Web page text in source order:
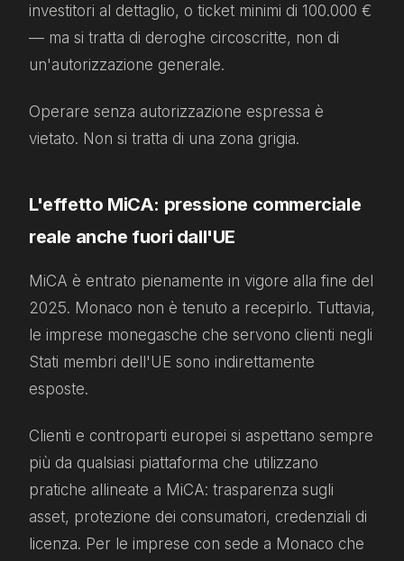
investitori al dettaglio, o ticket minimi di 100.000 €
— ma si tratta di deroghe circoscritte, non di
un'autorizzazione generale.
Operare senza autorizzazione espressa è
vietato. Non si tratta di una zona grigia.
L'effetto MiCA: pressione commerciale
reale anche fuori dall'UE
MiCA è entrato pienamente in vigore alla fine del
2025. Monaco non è tenuto a recepirlo. Tuttavia,
le imprese monegasche che servono clienti negli
Stati membri dell'UE sono indirettamente
esposte.
Clienti e controparti europei si aspettano sempre
più da qualsiasi piattaforma che utilizzano
pratiche allineate a MiCA: trasparenza sugli
asset, protezione dei consumatori, credenziali di
licenza. Per le imprese con sede a Monaco che